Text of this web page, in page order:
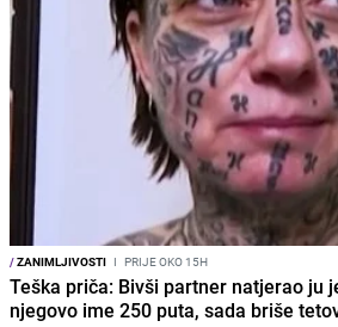
/ZANIMLJIVOSTI I PRIJE OKO 15H
Teška priča: Bivši partner natjerao ju
njegovo ime 250 puta, sada briše